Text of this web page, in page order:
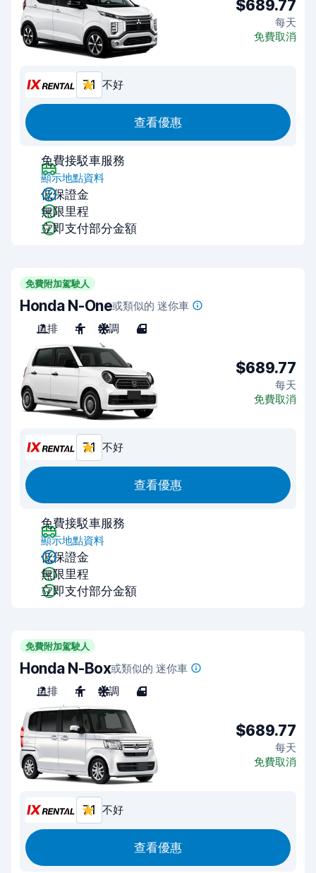
$689.77
每天
免費取消
7.1 不好
查看優惠
免費接駁車服務
顯示地點資料
低保證金
無限里程
立即支付部分金額
免費附加駕駛人
Honda N-One或類似的 迷你車
自排
4 空調 4
$689.77
每天
免費取消
7.1 不好
查看優惠
免費接駁車服務
顯示地點資料
低保證金
無限里程
立即支付部分金額
免費附加駕駛人
Honda N-Box或類似的 迷你車
自排
4 空調 4
$689.77
每天
免費取消
7.1 不好
查看優惠